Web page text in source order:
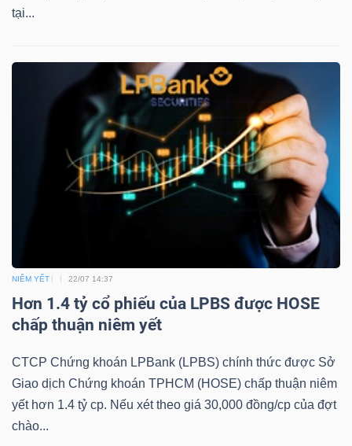
tại...
NIÊM YẾT 22/07 14:37
Hơn 1.4 tỷ cổ phiếu của LPBS được HOSE
chấp thuận niêm yết
CTCP Chứng khoán LPBank (LPBS) chính thức được Sở
Giao dịch Chứng khoán TPHCM (HOSE) chấp thuận niêm
yết hơn 1.4 tỷ cp. Nếu xét theo giá 30,000 đồng/cp của đợt
chào...
CÔNG
VỤ
TRUYỀN
THÔNG
TIỆN